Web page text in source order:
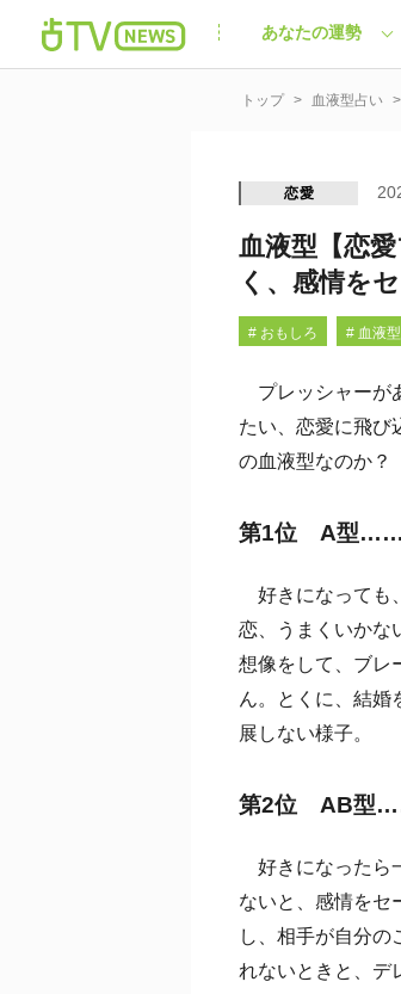
あなたの運勢
恋愛
血液型【恋
く、感情を
# おもしろ # 血液
プレッシャーが
たい、恋愛に飛び
の血液型なのか？
第1位 A型……
好きになっても
恋、うまくいかな
想像をして、ブレ
ん。とくに、結婚
展しない様子。
第2位 AB型
好きになったら
ないと、感情をセ
し、相手が自分の
れないときと、デ
トップ 血液型占い